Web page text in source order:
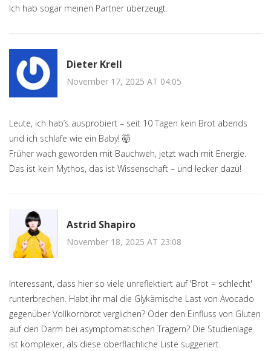
Ich hab sogar meinen Partner überzeugt.
Dieter Krell
November 17, 2025 AT 04:05
Leute, ich hab’s ausprobiert – seit 10 Tagen kein Brot abends
und ich schlafe wie ein Baby! 🤯
Früher wach geworden mit Bauchweh, jetzt wach mit Energie.
Das ist kein Mythos, das ist Wissenschaft – und lecker dazu!
Astrid Shapiro
November 18, 2025 AT 23:08
Interessant, dass hier so viele unreflektiert auf 'Brot = schlecht'
runterbrechen. Habt ihr mal die Glykämische Last von Avocado
gegenüber Vollkornbrot verglichen? Oder den Einfluss von Gluten
auf den Darm bei asymptomatischen Trägern? Die Studienlage
ist komplexer, als diese oberflächliche Liste suggeriert.